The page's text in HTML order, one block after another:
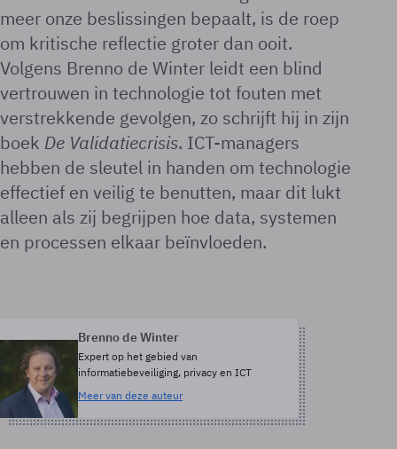
meer onze beslissingen bepaalt, is de roep
om kritische reflectie groter dan ooit.
Volgens Brenno de Winter leidt een blind
vertrouwen in technologie tot fouten met
verstrekkende gevolgen, zo schrijft hij in zijn
boek De Validatiecrisis. ICT-managers
hebben de sleutel in handen om technologie
effectief en veilig te benutten, maar dit lukt
alleen als zij begrijpen hoe data, systemen
en processen elkaar beïnvloeden.
Brenno de Winter
Expert op het gebied van
informatiebeveiliging, privacy en ICT
Meer van deze auteur